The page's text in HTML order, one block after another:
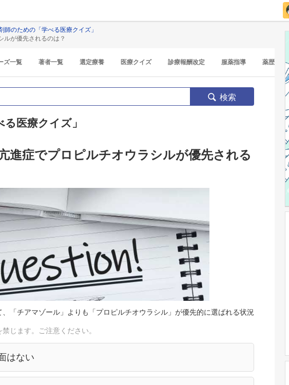
師のための「学べる医療クイズ」
ルが優先されるのは？
ズ一覧 著者一覧 選定療養 医療クイズ 診療報酬改定 服薬指導 薬歴
検索
医療クイズ」
進症でプロピルチオウラシルが優先される
「チアマゾール」よりも「プロピルチオウラシル」が優先的に選ばれる状況
じます。ご注意ください。
はない